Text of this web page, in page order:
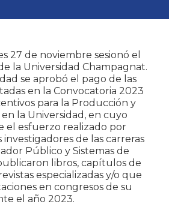
27 de noviembre sesionó el
la Universidad Champagnat.
se aprobó el pago de las
en la Convocatoria 2023
para la Producción y
la Universidad, en cuyo
el esfuerzo realizado por
de las carreras
Público y Sistemas de
libros, capítulos de
especializadas y/o que
en congresos de su
el año 2023.